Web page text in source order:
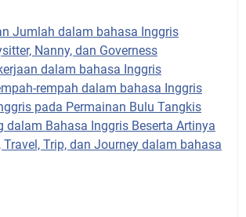
Jumlah dalam bahasa Inggris
Nanny, dan Governess
dalam bahasa Inggris
rempah dalam bahasa Inggris
pada Permainan Bulu Tangkis
dalam Bahasa Inggris Beserta Artinya
Travel, Trip, dan Journey dalam bahasa